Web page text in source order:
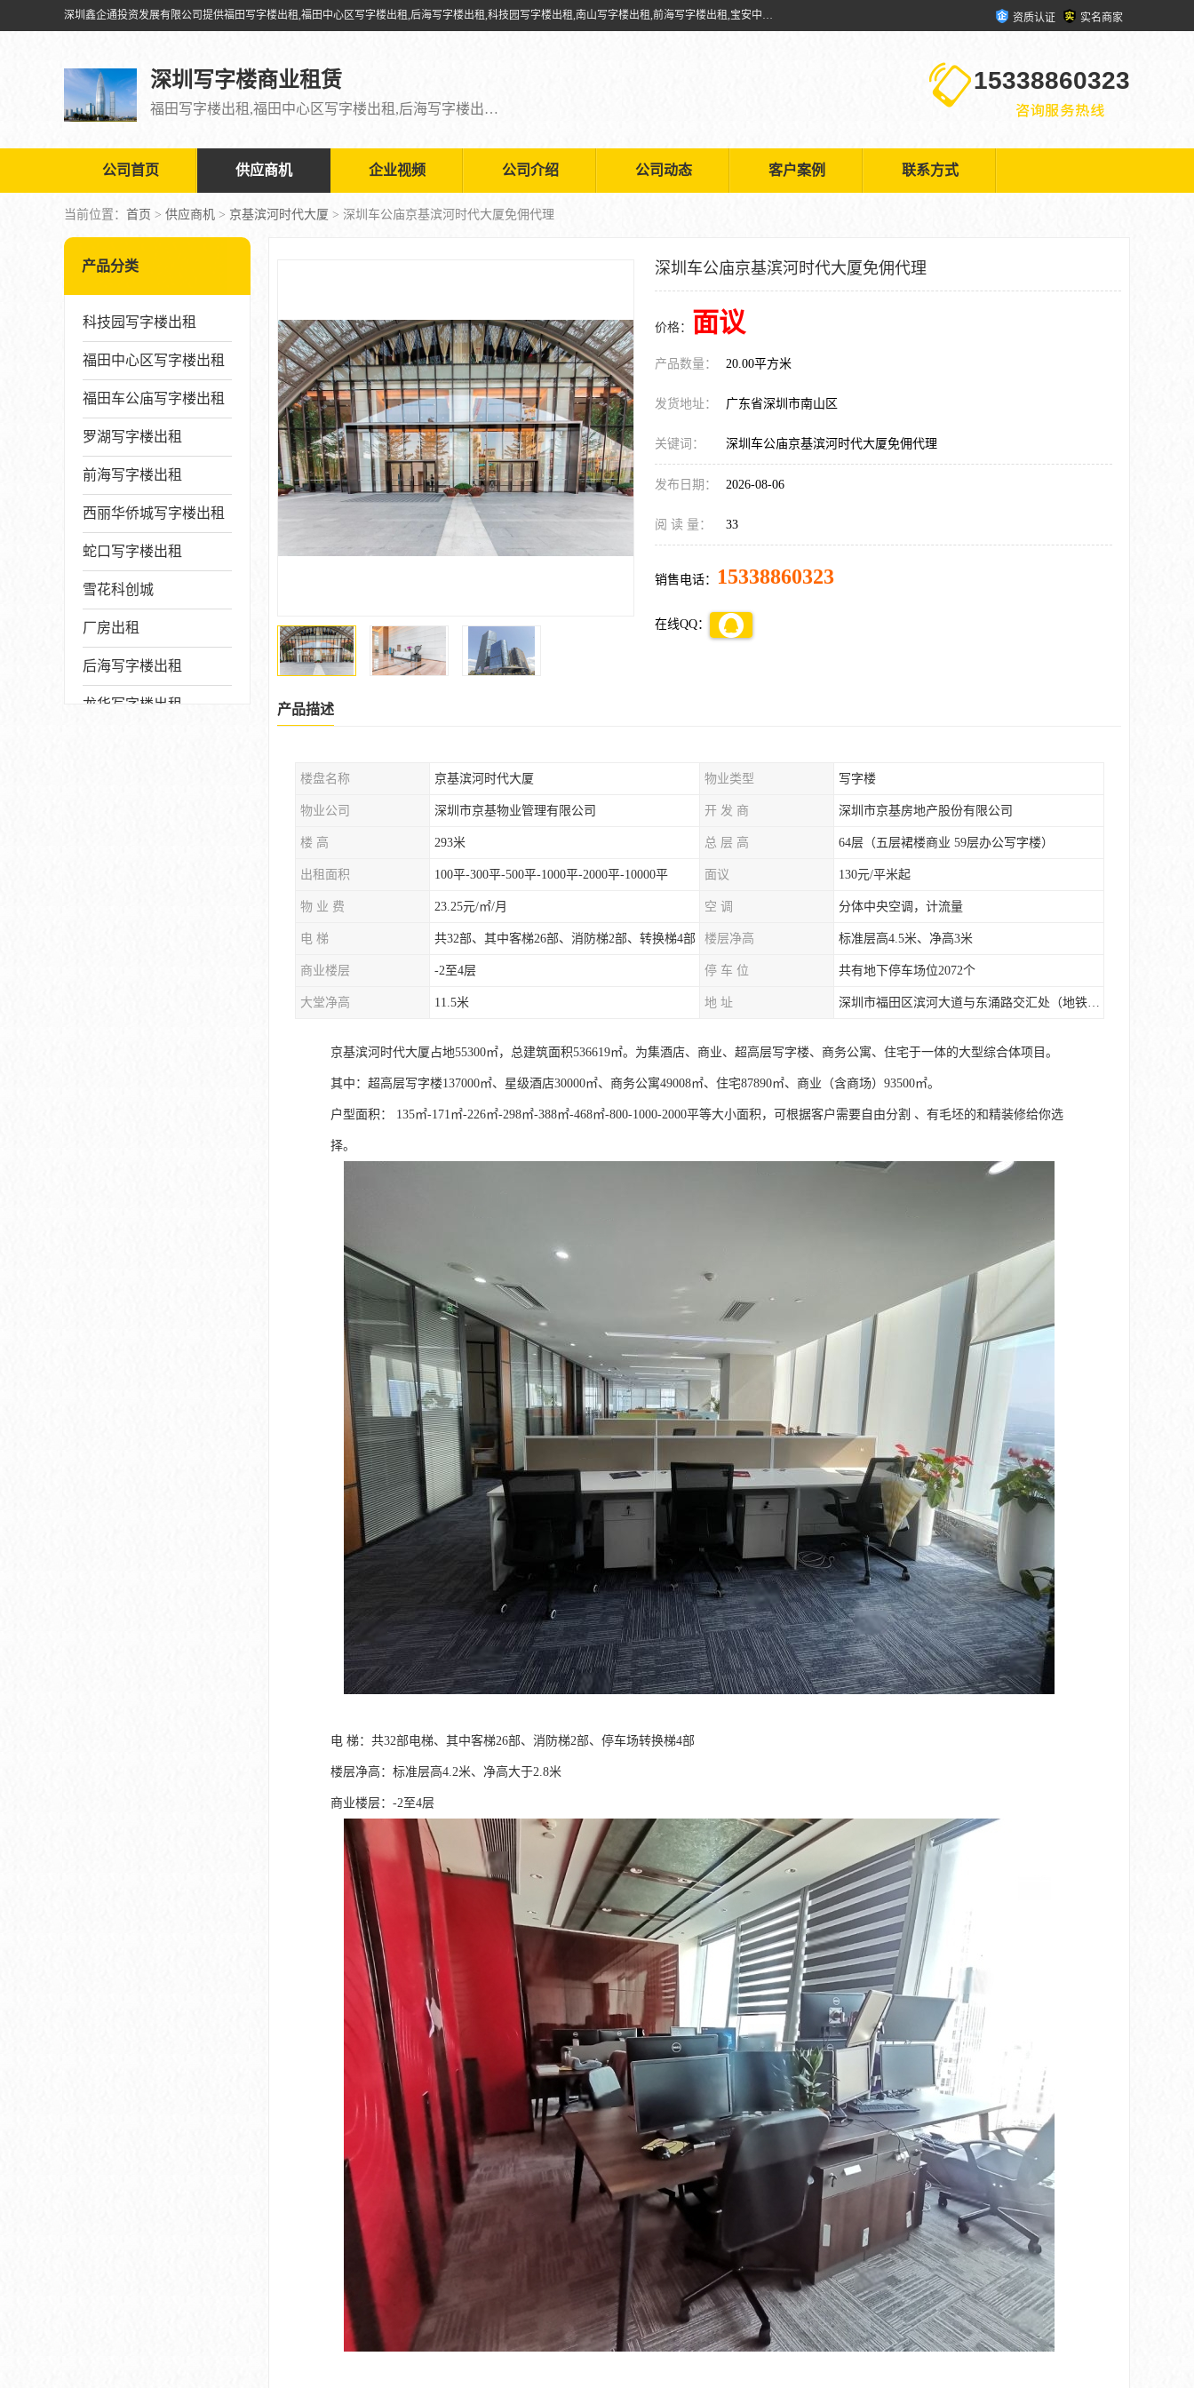
深圳鑫企通投资发展有限公司提供福田写字楼出租,福田中心区写字楼出租,后海写字楼出租,科技园写字楼出租,南山写字楼出租,前海写字楼出租,宝安中心写字楼出租,车公庙写字楼出租,深圳写字楼出租，欢迎有需要的朋友前来咨询。 资质认证 实名商家
深圳写字楼商业租赁
福田写字楼出租,福田中心区写字楼出租,后海写字楼出租,科技园写字楼出租,南山写字楼出租,前海写字楼出租,宝安中心写字楼出租
15338860323
公司首页 供应商机 企业视频 公司介绍 公司动态 客户案例 联系方式
当前位置： 首页 > 供应商机 > 京基滨河时代大厦 > 深圳车公庙京基滨河时代大厦免佣代理
产品分类
科技园写字楼出租
福田中心区写字楼出租
福田车公庙写字楼出租
罗湖写字楼出租
前海写字楼出租
西丽华侨城写字楼出租
蛇口写字楼出租
雪花科创城
厂房出租
后海写字楼出租
龙华写字楼出租
深圳车公庙京基滨河时代大厦免佣代理
价格： 面议
产品数量： 20.00平方米
发货地址： 广东省深圳市南山区
关键词： 深圳车公庙京基滨河时代大厦免佣代理
发布日期： 2026-08-06
阅 读 量： 33
销售电话： 15338860323
在线QQ：
产品描述
楼盘名称 京基滨河时代大厦 物业类型 写字楼
物业公司 深圳市京基物业管理有限公司 开 发 商 深圳市京基房地产股份有限公司
楼 高 293米 总 层 高 64层（五层裙楼商业 59层办公写字楼）
出租面积 100平-300平-500平-1000平-2000平-10000平 面议 130元/平米起
物 业 费 23.25元/㎡/月 空 调 分体中央空调，计流量
电 梯 共32部、其中客梯26部、消防梯2部、转换梯4部 楼层净高 标准层高4.5米、净高3米
商业楼层 -2至4层 停 车 位 共有地下停车场位2072个
大堂净高 11.5米 地 址 深圳市福田区滨河大道与东涌路交汇处（地铁9号线下沙站）
京基滨河时代大厦占地55300㎡，总建筑面积536619㎡。为集酒店、商业、超高层写字楼、商务公寓、住宅于一体的大型综合体项目。
其中：超高层写字楼137000㎡、星级酒店30000㎡、商务公寓49008㎡、住宅87890㎡、商业（含商场）93500㎡。
户型面积： 135㎡-171㎡-226㎡-298㎡-388㎡-468㎡-800-1000-2000平等大小面积，可根据客户需要自由分割 、有毛坯的和精装修给你选
择。
电 梯：共32部电梯、其中客梯26部、消防梯2部、停车场转换梯4部
楼层净高：标准层高4.2米、净高大于2.8米
商业楼层：-2至4层